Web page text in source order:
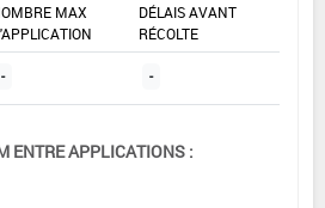
MAX
DÉLAIS AVANT
RÉCOLTE
- -
ENTRE APPLICATIONS :